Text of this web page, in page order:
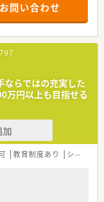
地となっており、ブルー
り総合科目の処方箋を
は少なめであり、薬剤師
人材を確保し、組織全
験や在宅業務の経験を
、経営的な視点や数字
生させた実績を持ち、
お問い合わせ
ならではの充実した
万円以上も目指せる
加
教育制度あり シフト制